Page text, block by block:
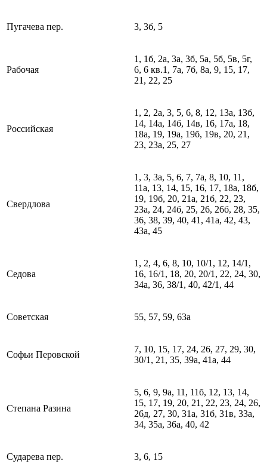
Пугачева пер. 3, 3б, 5
Рабочая
1, 1б, 2а, 3а, 3б, 5а, 5б, 5в, 5г,
6, 6 кв.1, 7а, 7б, 8а, 9, 15, 17,
21, 22, 25
Российская
1, 2, 2а, 3, 5, 6, 8, 12, 13а, 13б,
14, 14а, 14б, 14в, 16, 17а, 18,
18а, 19, 19а, 19б, 19в, 20, 21,
23, 23а, 25, 27
Свердлова
1, 3, 3а, 5, 6, 7, 7а, 8, 10, 11,
11а, 13, 14, 15, 16, 17, 18а, 18б,
19, 19б, 20, 21а, 21б, 22, 23,
23а, 24, 24б, 25, 26, 26б, 28, 35,
36, 38, 39, 40, 41, 41а, 42, 43,
43а, 45
Седова
1, 2, 4, 6, 8, 10, 10/1, 12, 14/1,
16, 16/1, 18, 20, 20/1, 22, 24, 30,
34а, 36, 38/1, 40, 42/1, 44
Советская 55, 57, 59, 63а
Софьи Перовской
7, 10, 15, 17, 24, 26, 27, 29, 30,
30/1, 21, 35, 39а, 41а, 44
Степана Разина
5, 6, 9, 9а, 11, 11б, 12, 13, 14,
15, 17, 19, 20, 21, 22, 23, 24, 26,
26д, 27, 30, 31а, 31б, 31в, 33а,
34, 35а, 36а, 40, 42
Сударева пер. 3, 6, 15